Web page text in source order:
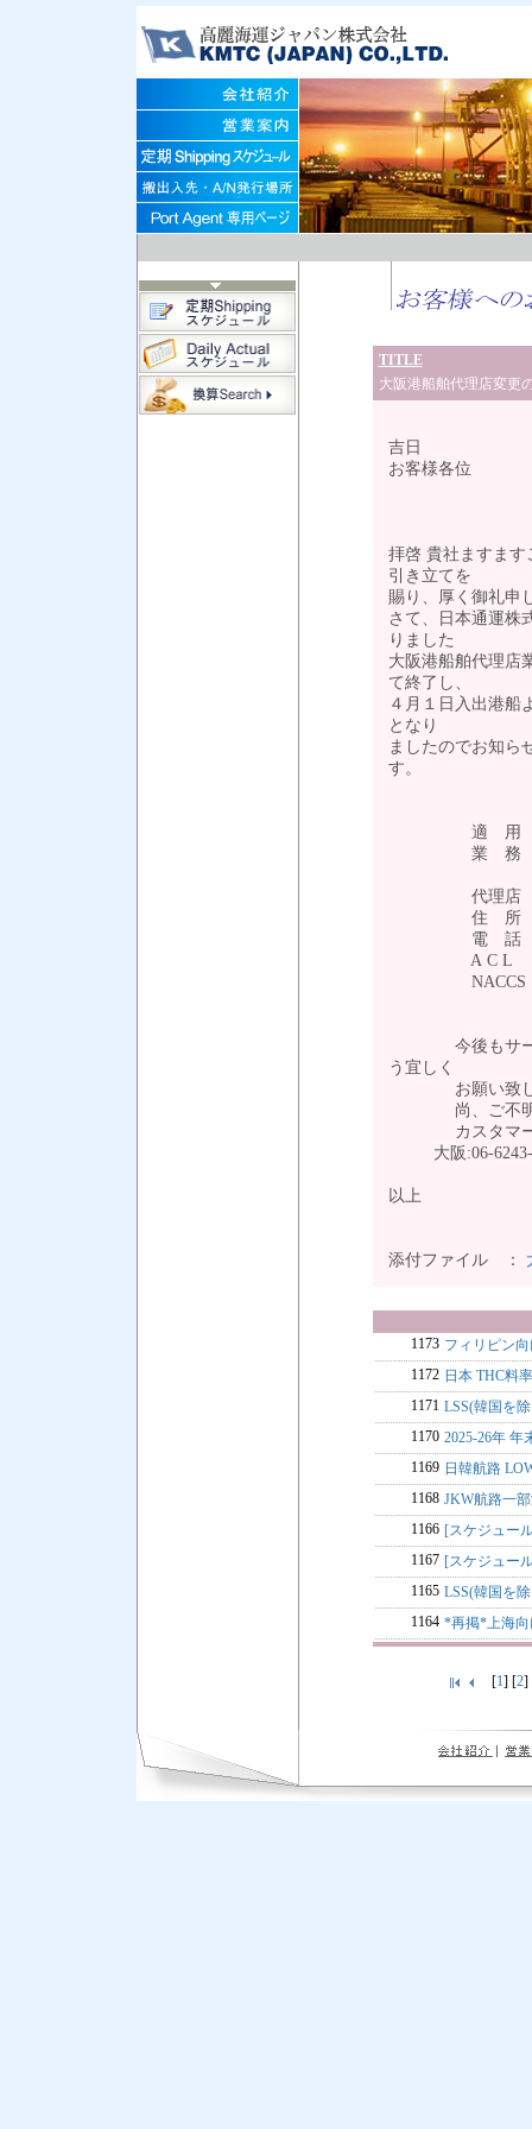
TITLE
大阪港船舶代理店変更
吉日
お客様各位
拝啓 貴社ますます
引き立てを
賜り、厚く御礼申
さて、日本通運株
りました
大阪港船舶代理店
て終了し、
４月１日入出港船
となり
ましたのでお知ら
す
適 用 : 令和
業 務 :
代理店 : 株式
住 所 : 〒559-
電 話 : 06-
A C L ： 船社
NACCS ：
今後もサービ
う宜しく
お願い致し
尚、ご不明な
カスタマーサ
大阪:06-6243-
以上
添付ファイル ：
1173 フィリピン
1172 日本 THC料
1171 LSS(韓国を
1170 2025-26年 年
1169 日韓航路
1168 JKW航路一
1166 [スケジュー
1167 [スケジュー
1165 LSS(韓国を
1164 *再掲*上海
[1] [2]